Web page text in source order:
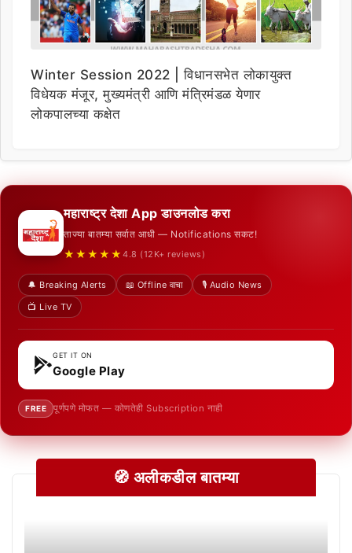
Winter Session 2022 | विधानसभेत लोकायुक्त
विधेयक मंजूर, मुख्यमंत्री आणि मंत्रिमंडळ येणार
लोकपालच्या कक्षेत
महाराष्ट्र देशा App डाउनलोड करा
ताज्या बातम्या सर्वात आधी — Notifications सकट!
★★★★★ 4.8 (12K+ reviews)
🔔 Breaking Alerts 📖 Offline वाचा
🎙️ Audio News
📺 Live TV
GET IT ON
Google Play
FREE पूर्णपणे मोफत — कोणतेही Subscription नाही
🧭 अलीकडील बातम्या